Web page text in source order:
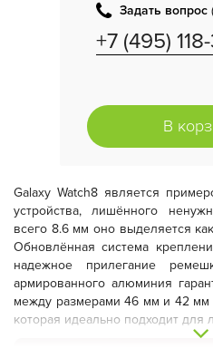
Задать вопрос
+7 (495)
В
Galaxy Watch8 является
устройства, лишённого
всего 8.6 мм оно выделяется
Обновлённая система
надежное прилегание
армированного алюминия
между размерами 46 мм и 42 мм
которая идеально подходит для